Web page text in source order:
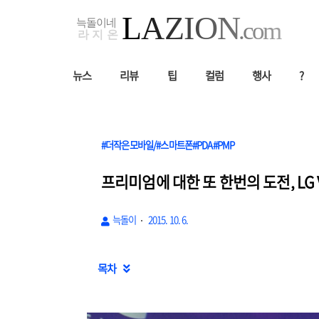
뉴스 리뷰 팁 컬럼 행사 ?
#더작은모바일/#스마트폰#PDA#PMP
프리미엄에 대한 또 한번의 도전, LG
늑돌이 2015. 10. 6.
목차 